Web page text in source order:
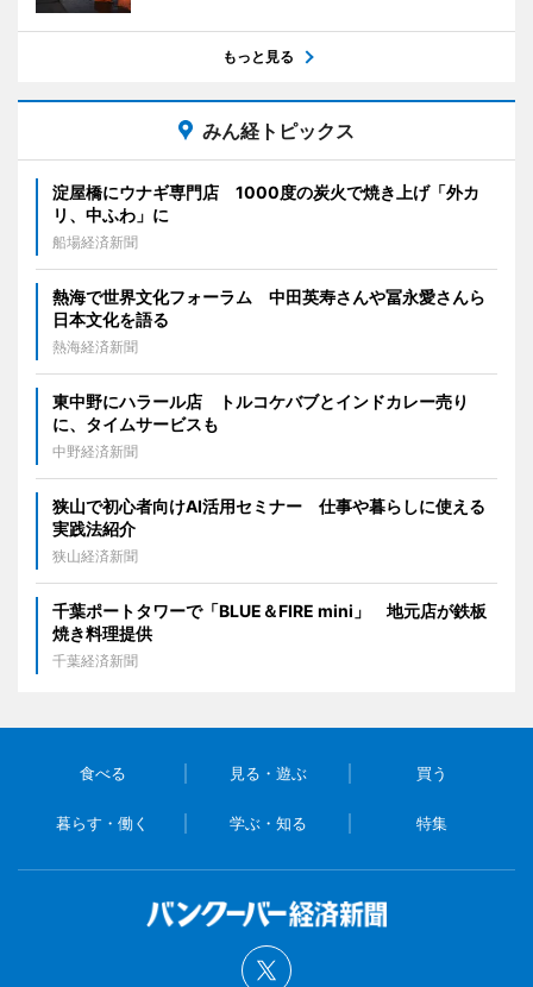
もっと見る
みん経トピックス
淀屋橋にウナギ専門店 1000度の炭火で焼き上げ「外カ
リ、中ふわ」に
船場経済新聞
熱海で世界文化フォーラム 中田英寿さんや冨永愛さんら
日本文化を語る
熱海経済新聞
東中野にハラール店 トルコケバブとインドカレー売り
に、タイムサービスも
中野経済新聞
狭山で初心者向けAI活用セミナー 仕事や暮らしに使える
実践法紹介
狭山経済新聞
千葉ポートタワーで「BLUE＆FIRE mini」 地元店が鉄板
焼き料理提供
千葉経済新聞
食べる 見る・遊ぶ 買う
暮らす・働く 学ぶ・知る 特集